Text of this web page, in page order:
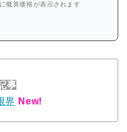
概算価格が表示されます
事
界 New!